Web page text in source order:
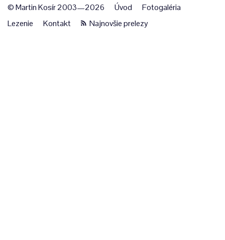
© Martin Kosír 2003—2026 Úvod
Fotogaléria
Lezenie
Kontakt Najnovšie prelezy